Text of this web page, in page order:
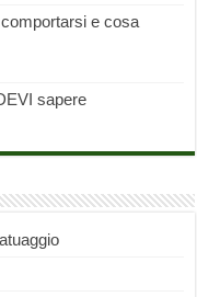
e cosa
sapere